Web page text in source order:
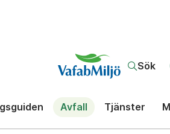
Sök
Avfall Tjänster